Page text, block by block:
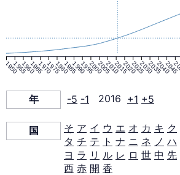
ッ
ド
2016
年
19501955196019651970197519801985199019952000200520102015202020252030203520402045
年 -5 -1 2016 +1 +5
国 そ ア イ ウ エ オ カ キ ク
タ チ テ ト ナ ニ ネ ノ ハ
ヨ ラ リ ル レ ロ 世 中 先
西 赤 開 香